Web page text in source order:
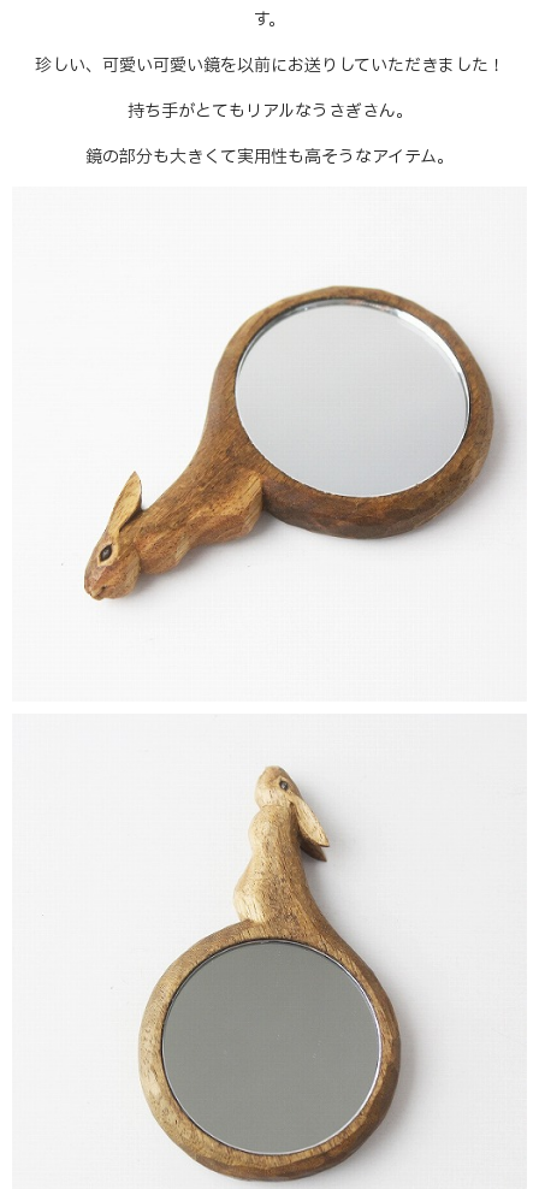
す。
珍しい、可愛い可愛い鏡を以前にお送りしていただきました！
持ち手がとてもリアルなうさぎさん。
鏡の部分も大きくて実用性も高そうなアイテム。